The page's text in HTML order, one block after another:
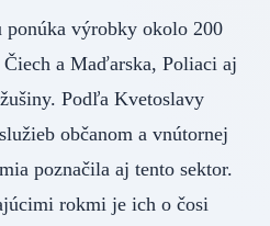
ponúka výrobky okolo 200
a Maďarska, Poliaci aj
Podľa Kvetoslavy
občanom a vnútornej
poznačila aj tento sektor.
rokmi je ich o čosi